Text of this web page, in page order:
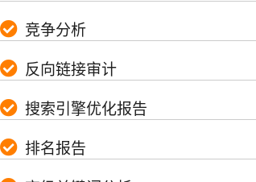
竞争分析
反向链接审计
搜索引擎优化报告
排名报告